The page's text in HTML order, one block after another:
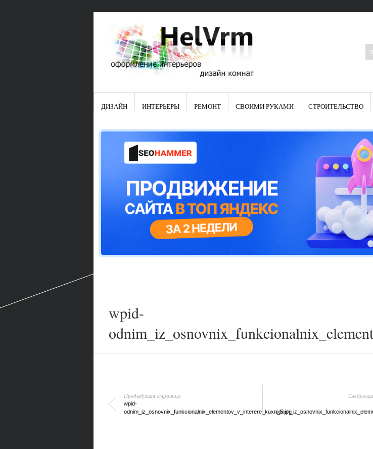
Свежие записи
Японские кухонные ножи: традиции
Элитные кухни: стилевые особенности
Элитная посуда для кухни –
Шкаф-пенал для кухни по инструкции
Электропроводка на кухне:
Что представляет собой столовая
Школа ремонта кухни
Черно-белая кухня – дань моде или
Электрические вытяжки для
Фасады для кухни своими руками —
сотворят чудеса
Шьем шторы на кухню сами:
Чем отмыть жир на кухне – советы
Цветовая гамма кухни:
ДИЗАЙН ИНТЕРЬЕРЫ РЕМОНТ СВОИМИ РУКАМИ СТРОИТЕЛЬСТВО
wpid-
Предыдущая страница
wpid-
odnim_iz_osnovnix_funkcionalnix_elementov_v_interere_kuxn_5.jpg